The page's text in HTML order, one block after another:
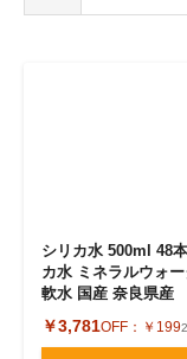
シリカ水 500ml 48
カ水 ミネラルウォ
軟水 国産 奈良県産
￥3,781OFF： ￥199